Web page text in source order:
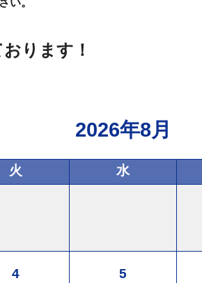
い。
へお任せくださ
ります！
2026年8月
火 水
4 5